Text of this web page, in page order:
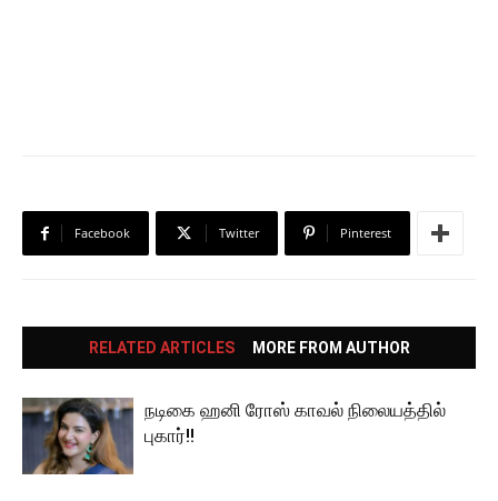
Facebook Twitter Pinterest
RELATED ARTICLES MORE FROM AUTHOR
நடிகை ஹனி ரோஸ் காவல் நிலையத்தில்
புகார்!!